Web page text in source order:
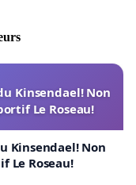
Kinsendael! Non
Le Roseau!
Kinsendael! Non
Le Roseau!